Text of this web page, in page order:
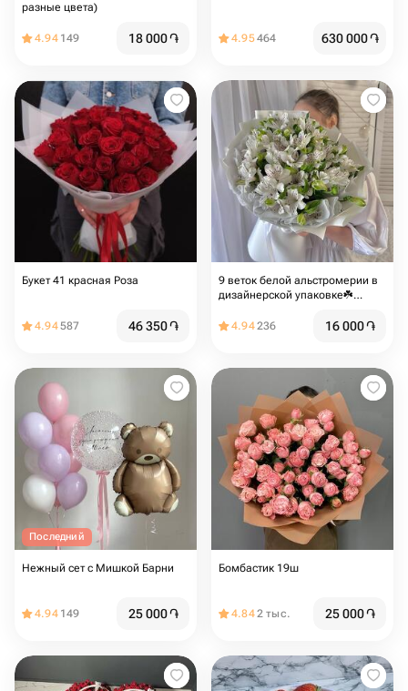
разные цвета)
4.94 149 18 000֏ 4.95464 630 000֏
Букет 41 красная Роза
4.94587 46 350֏
9 веток белой альстромерии в
дизайнерской упаковке☘️
4.94236 16 000֏
Последний
Нежный сет с Мишкой Барни
4.94 149 25 000֏
Бомбастик 19ш
4.842 тыс. 25 000֏